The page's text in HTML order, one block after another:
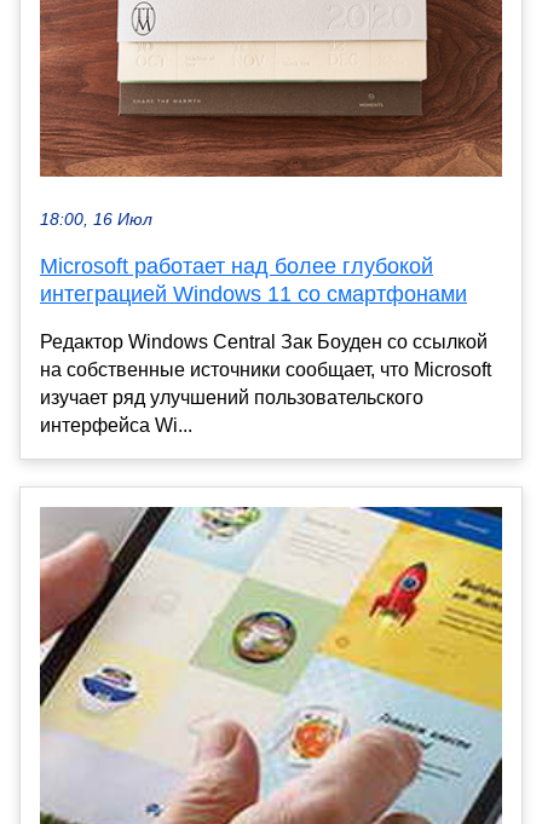
18:00, 16 Июл
Microsoft работает над более глубокой
интеграцией Windows 11 со смартфонами
Редактор Windows Central Зак Боуден со ссылкой
на собственные источники сообщает, что Microsoft
изучает ряд улучшений пользовательского
интерфейса Wi...